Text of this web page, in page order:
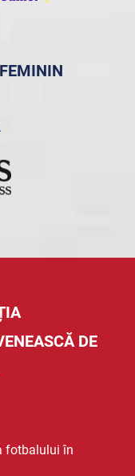
DE
fotbalului în